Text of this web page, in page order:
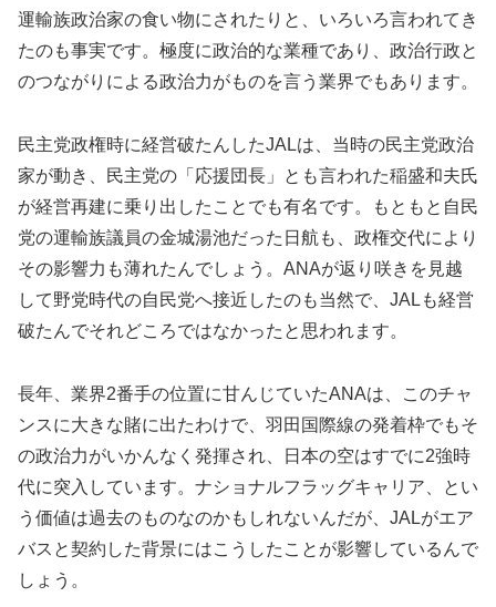
運輸族政治家の食い物にされたりと、いろいろ言われてき
たのも事実です。極度に政治的な業種であり、政治行政と
のつながりによる政治力がものを言う業界でもあります。
民主党政権時に経営破たんしたJALは、当時の民主党政治
家が動き、民主党の「応援団長」とも言われた稲盛和夫氏
が経営再建に乗り出したことでも有名です。もともと自民
党の運輸族議員の金城湯池だった日航も、政権交代により
その影響力も薄れたんでしょう。ANAが返り咲きを見越
して野党時代の自民党へ接近したのも当然で、JALも経営
破たんでそれどころではなかったと思われます。
長年、業界2番手の位置に甘んじていたANAは、このチャ
ンスに大きな賭に出たわけで、羽田国際線の発着枠でもそ
の政治力がいかんなく発揮され、日本の空はすでに2強時
代に突入しています。ナショナルフラッグキャリア、とい
う価値は過去のものなのかもしれないんだが、JALがエア
バスと契約した背景にはこうしたことが影響しているんで
しょう。